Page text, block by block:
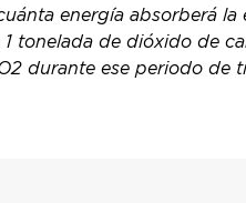
energía absorberá
tonelada de dióxido de
durante ese periodo